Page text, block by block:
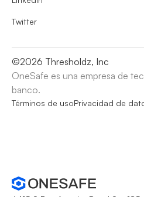
Twitter
©2026 Thresholdz, Inc
OneSafe es una empresa de
banco.
Términos de usoPrivacidad de